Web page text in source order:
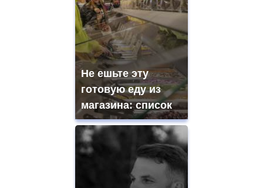
Не ешьте эту
готовую еду из
магазина: список